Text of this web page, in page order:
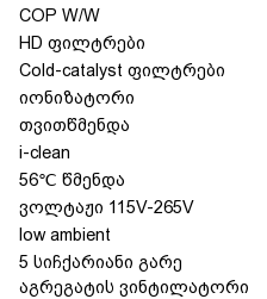
COP W/W
HD ფილტრები
Cold-catalyst ფილტრები
იონიზატორი
თვითწმენდა
i-clean
56℃ წმენდა
ვოლტაჟი 115V-265V
low ambient
5 სიჩქარიანი გარე
აგრეგატის ვინტილატორი